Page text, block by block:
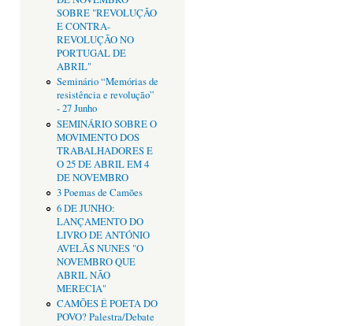
SOBRE "REVOLUÇÃO
E CONTRA-
REVOLUÇÃO NO
PORTUGAL DE
ABRIL"
Seminário “Memórias de
resistência e revolução”
- 27 Junho
SEMINÁRIO SOBRE O
MOVIMENTO DOS
TRABALHADORES E
O 25 DE ABRIL EM 4
DE NOVEMBRO
3 Poemas de Camões
6 DE JUNHO:
LANÇAMENTO DO
LIVRO DE ANTÓNIO
AVELÃS NUNES "O
NOVEMBRO QUE
ABRIL NÃO
MERECIA"
CAMÕES É POETA DO
POVO? Palestra/Debate